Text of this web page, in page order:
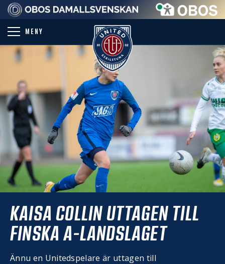
MENY
PARTNER
KAISA COLLIN UTTAGEN TILL
FINSKA A-LANDSLAGET
Ännu en Unitedspelare är uttagen till